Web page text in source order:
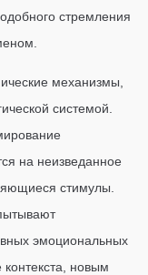
стремления
механизмы,
системой.
на неизведанное
стимулы.
эмоциональных
новым